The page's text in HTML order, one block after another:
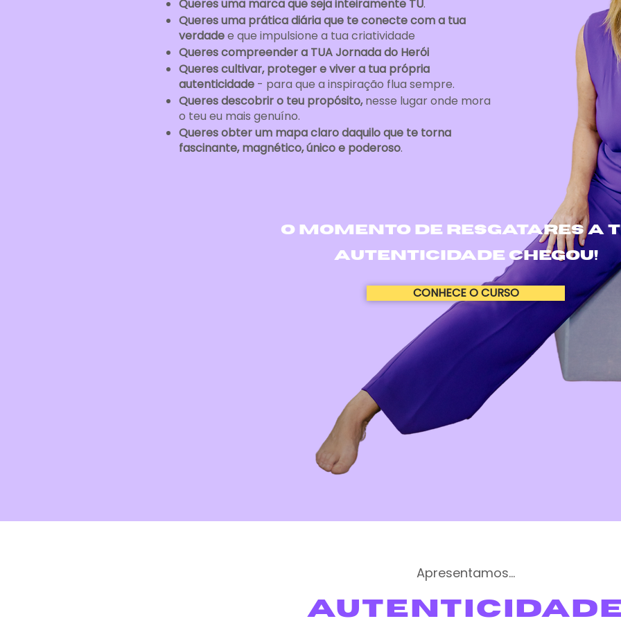
Queres uma marca que seja inteiramente TU.
Queres uma prática diária que te conecte com a tua
verdadee que impulsione a tua criatividade
Queres compreender a TUA Jornada do Herói
Queres cultivar, proteger e viver a tua própria
autenticidade - para que a inspiração flua sempre.
Queres descobrir o teu propósito,nesse lugar onde mora
o teu eu mais genuíno.
Queres obter um mapa claro daquilo que te torna
fascinante, magnético, único e poderoso.
O MOMENTO de resgatares a
autenticidade chegou!
CONHECE O CURSO
Apresentamos...